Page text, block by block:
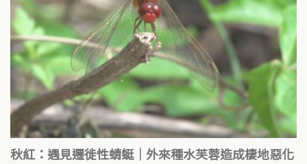
秋紅：遇見遷徙性蜻蜓｜外來種水芙蓉造成棲地惡化